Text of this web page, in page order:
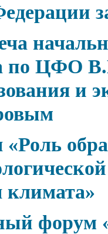
по ЦФО
и
климата»
форум